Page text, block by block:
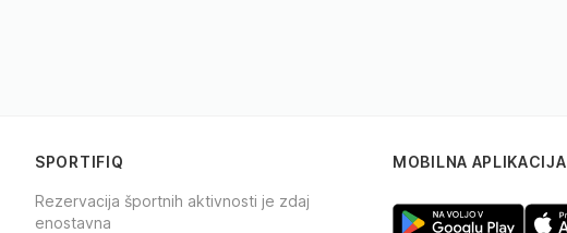
SPORTIFIQ
Rezervacija športnih aktivnosti je zdaj
enostavna
MOBILNA APLIKACIJA